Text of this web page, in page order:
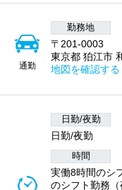
通勤
勤務地
〒201-0003
東京都 狛江市
地図を確認する
日勤/夜勤
日勤/夜勤
時間
実働8時間のシ
のシフト勤務（